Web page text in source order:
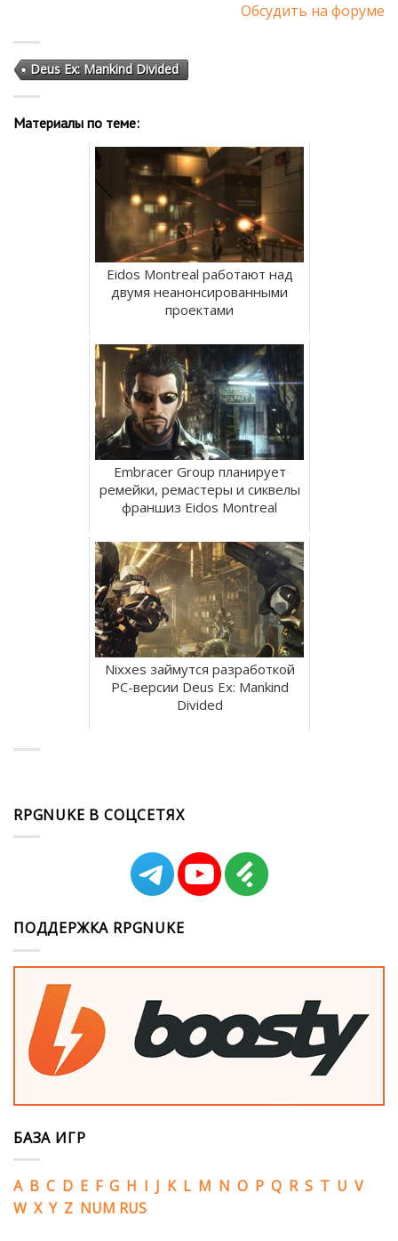
Обсудить на форуме
Deus Ex: Mankind Divided
Материалы по теме:
Eidos Montreal работают над
двумя неанонсированными
проектами
Embracer Group планирует
ремейки, ремастеры и сиквелы
франшиз Eidos Montreal
Nixxes займутся разработкой
PC-версии Deus Ex: Mankind
Divided
RPGNUKE В СОЦСЕТЯХ
ПОДДЕРЖКА RPGNUKE
БАЗА ИГР
A B C D E F G H I J K L M N O P Q R S T U V
W X Y Z NUM RUS